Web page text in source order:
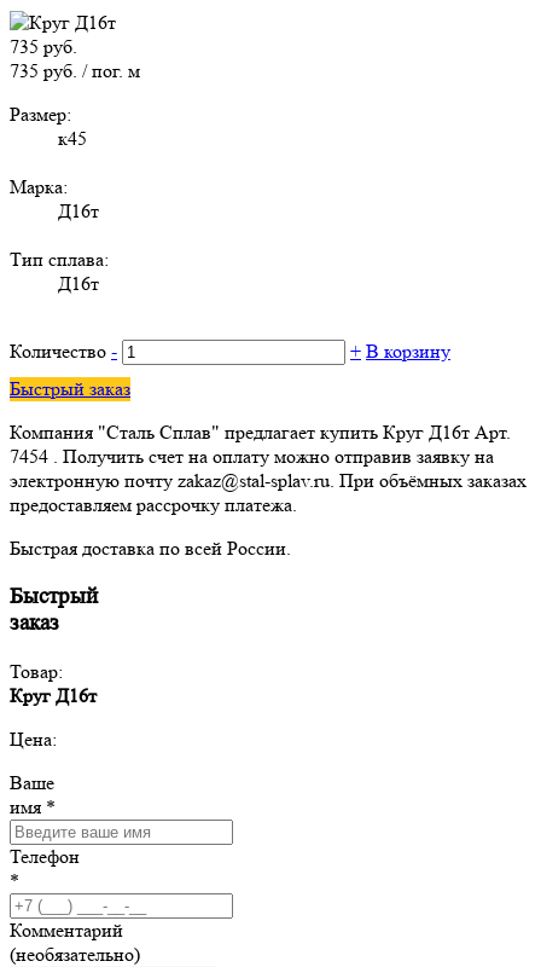
735 руб.
735 руб. / пог. м
Размер:
к45
Марка:
Д16т
Тип сплава:
Д16т
Количество - + В корзину
Быстрый заказ
Компания "Сталь Сплав" предлагает купить Круг Д16т Арт.
7454 . Получить счет на оплату можно отправив заявку на
электронную почту zakaz@stal-splav.ru. При объёмных заказах
предоставляем рассрочку платежа.
Быстрая доставка по всей России.
Быстрый
заказ
Товар:
Круг Д16т
Цена:
Ваше
имя *
Телефон
*
Комментарий
(необязательно)